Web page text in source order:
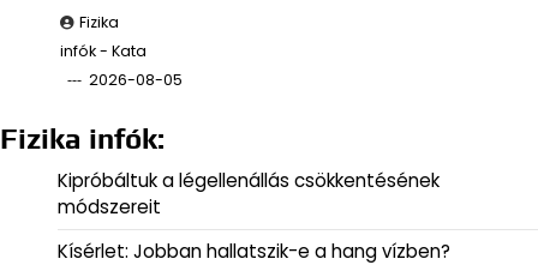
Fizika
infók - Kata
2026-08-05
Fizika infók:
Kipróbáltuk a légellenállás csökkentésének
módszereit
Kísérlet: Jobban hallatszik-e a hang vízben?